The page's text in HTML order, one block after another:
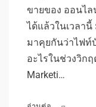
ขายของ ออนไล
ได้แล้วในเวลา
มาคุยกันว่าไฟท์
อะไรในช่วงวิก
Marketi…